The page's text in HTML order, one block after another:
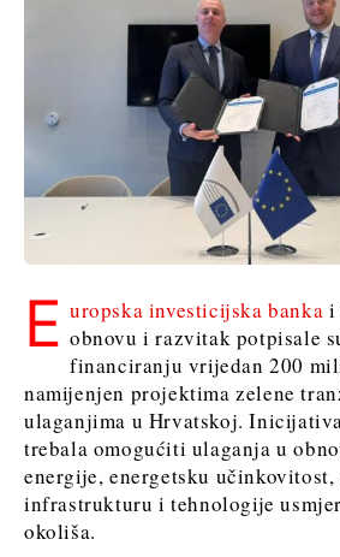
Makedonija
Business &
Economy
priče
Imenovanja
Poljoprivreda
Industrija
Građevinarstvo
Energetika
Okoliš
Financije
FMCG
Business &
Poljoprivreda
Industrija
Građevinarstvo
Energetika
Okoliš
Financije
FMCG
Znanost
Rudarstvo
E uropska investicijska banka i
obnovu i razvitak potpisale
financiranju vrijedan 200
namijenjen projektima zelene
ulaganjima u Hrvatskoj.
trebala omogućiti ulaganja u
energije, energetsku
infrastrukturu i tehnologije
okoliša.